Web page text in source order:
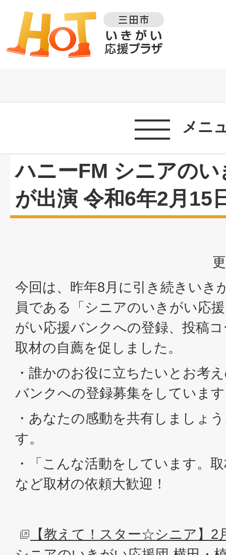
メニ
ハニーFM シニアの
が出演 令和6年2月15
今回は、昨年8月に引き続きいき
員である「シニアのいきがい応
がい応援バンクへの登録、投稿
取材の自薦を促しました。
・誰かのお役に立ちたいとお考
バンクへの登録募集をしていま
・あなたの感動を共有しましょ
す。
・「こんな活動をしています。
など取材の依頼大歓迎！
【教えて！スター☆シニア】2